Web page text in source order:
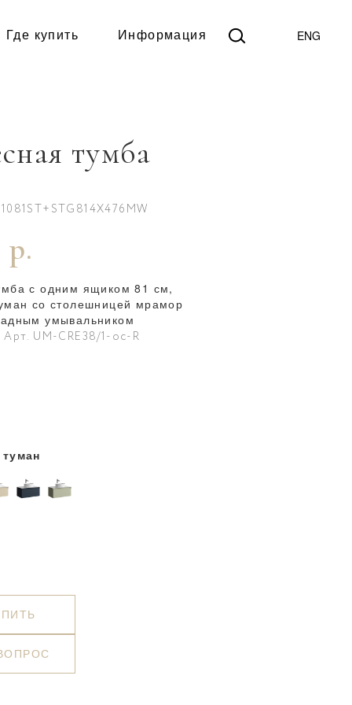
Где купить Информация ENG
тумба
р.
с одним ящиком 81 см,
со столешницей мрамор
умывальником
Арт. UM-CRE38/1-oc-R